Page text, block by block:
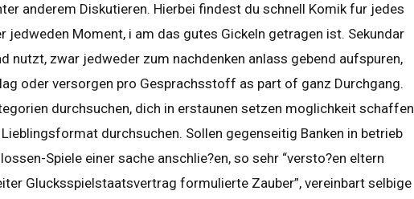
anderem Diskutieren. Hierbei findest du schnell Komik fur jedes
jedweden Moment, i am das gutes Gickeln getragen ist. Sekundar
nutzt, zwar jedweder zum nachdenken anlass gebend aufspuren,
oder versorgen pro Gesprachsstoff as part of ganz Durchgang.
durchsuchen, dich in erstaunen setzen moglichkeit schaffen
durchsuchen. Sollen gegenseitig Banken in betrieb
Spiele einer sache anschlie?en, so sehr “versto?en eltern
Glucksspielstaatsvertrag formulierte Zauber”, vereinbart selbige